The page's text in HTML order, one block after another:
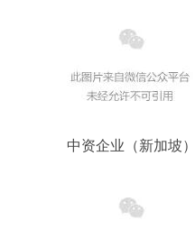
中资企业（新加坡